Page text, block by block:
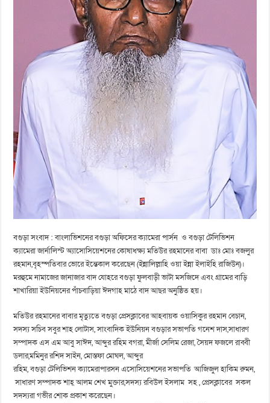
বগুড়া সংবাদ : বাংলাভিশনের বগুড়া অফিসের ক্যামেরা পার্সন ও বগুড়া টেলিভিশন
ক্যামেরা জার্নালিস্ট অ্যাসোসিয়েশনের কোষাধক্ষ্য মতিউর রহমানের বাবা ডাঃ মোঃ বজলুর
রহমান,বৃহস্পতিবার ভোরে ইন্তেকাল করেছেন (ইন্নালিল্লাহি ওয়া ইন্না ইলাইহি রাজিউন)।
মরহুমে নামাজের জানাজার বাদ যোহরে বগুড়া ফুলবাড়ী ভাটা মসজিদে এবং গ্রামের বাড়ি
শাখারিয়া ইউনিয়নের পাঁচবাড়িয়া ঈদগাহ মাঠে বাদ আছর অনুষ্ঠিত হয়।
মতিউর রহমানের বাবার মৃত্যুতে বগুড়া প্রেসক্লাবের আহবায়ক ওয়াসিকুর রহমান বেচান,
সদস্য সচিব সবুর শাহ লোটাস, সাংবাদিক ইউনিয়ন বগুড়ার সভাপতি গনেশ দাস,সাধারণ
সম্পাদক এস এম আবু সাঈদ, আব্দুর রহিম বগরা, মীর্জা সেলিম রেজা, সৈয়দ ফজলে রাব্বী
ডলার,মমিনুর রশিদ সাইন, মোস্তফা মোঘল, আব্দুর
রহিম, বগুড়া টেলিভিশন ক্যামেরাপারসন এসোসিয়েশনের সভাপতি আজিজুল হাকিম রুমন,
সাধারণ সম্পাদক শাহ্‌ আলম শেখ মুক্তার,সদস্য রবিউল ইসলাম সহ , প্রেসক্লাবের সকল
সদস্যরা গভীর শোক প্রকাশ করেছেন।